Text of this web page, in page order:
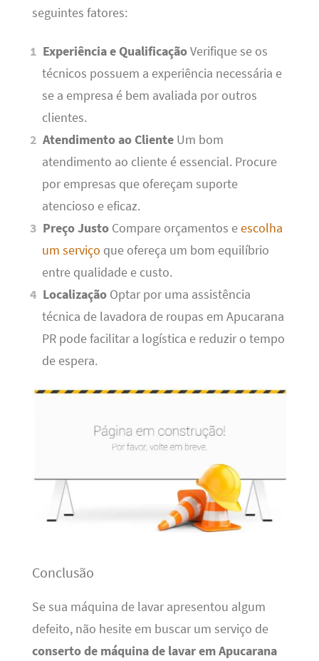
seguintes fatores:
Experiência e QualificaçãoVerifique se os
técnicos possuem a experiência necessária e
se a empresa é bem avaliada por outros
clientes.
Atendimento ao Cliente Um bom
atendimento ao cliente é essencial. Procure
por empresas que ofereçam suporte
atencioso e eficaz.
Preço Justo Compare orçamentos eescolha
um serviço que ofereça um bom equilíbrio
entre qualidade e custo.
Localização Optar por uma assistência
técnica de lavadora de roupas em Apucarana
PR pode facilitar a logística e reduzir o tempo
de espera.
Conclusão
Se sua máquina de lavar apresentou algum
defeito, não hesite em buscar um serviço de
conserto de máquina de lavar em Apucarana